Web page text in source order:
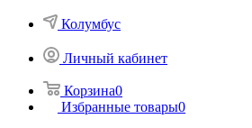
Колумбус
Личный кабинет
Корзина0
Избранные товары0